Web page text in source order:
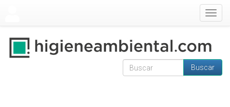
Formulario de
Buscar